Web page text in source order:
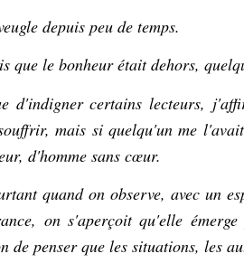
depuis peu de temps.
que le bonheur était dehors,
d'indigner certains lecteurs,
mais si quelqu'un me
d'homme sans cœur.
quand on observe, avec un
on s'aperçoit qu'elle
de penser que les situations, les